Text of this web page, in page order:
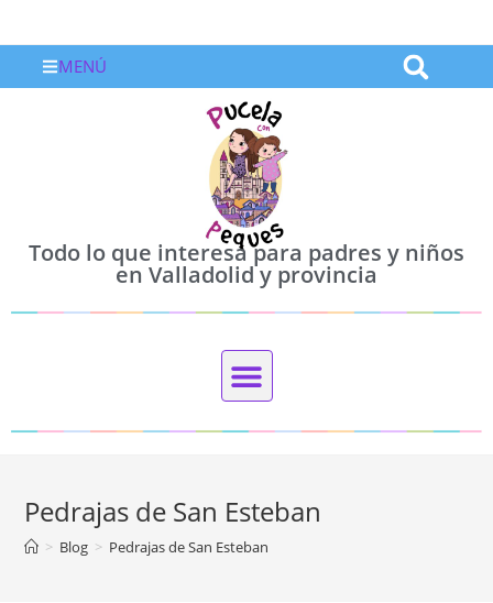
MENÚ
Todo lo que interesa para padres y niños
en Valladolid y provincia
Pedrajas de San Esteban
> Blog > Pedrajas de San Esteban